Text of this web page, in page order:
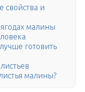
и
малины
готовить
малины?